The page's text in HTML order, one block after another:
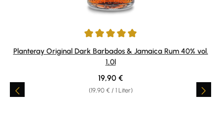
Durchschnittliche Bewertung von 4.95 von 5 Sternen
Planteray Original Dark Barbados & Jamaica Rum 40% vol.
1,0l
(19,90 € / 1 Liter)
Regulärer Preis:
19,90 €